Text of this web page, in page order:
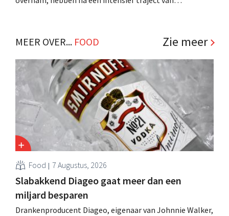
.MEER OVER... FOOD Zie meer
Food 7 Augustus, 2026
Slabakkend Diageo gaat meer dan een
miljard besparen
Drankenproducent Diageo, eigenaar van Johnnie Walker,